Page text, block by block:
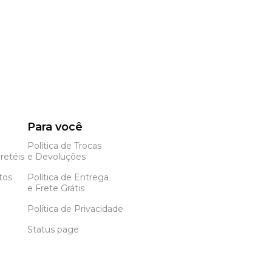
Para você
Política de Trocas
e Devoluções
Política de Entrega
e Frete Grátis
Política de Privacidade
Status page